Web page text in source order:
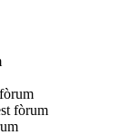
fòrum